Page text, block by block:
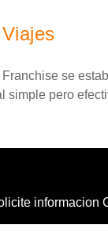
se
simple pero
informacion